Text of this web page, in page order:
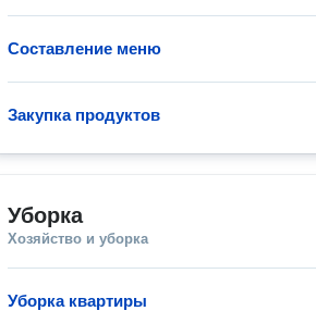
Составление меню
Закупка продуктов
Уборка
Хозяйство и уборка
Уборка квартиры